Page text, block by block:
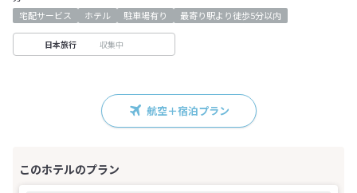
宅配サービス ホテル 駐車場有り 最寄り駅より徒歩5分以内
日本旅行 収集中
航空＋宿泊プラン